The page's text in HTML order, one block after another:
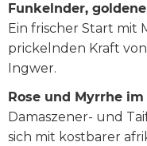
Funkelnder,
Ein frischer Start mit
prickelnden Kraft
Ingwer.
Rose und Myrrhe im
Damaszener- und
sich mit kostbarer